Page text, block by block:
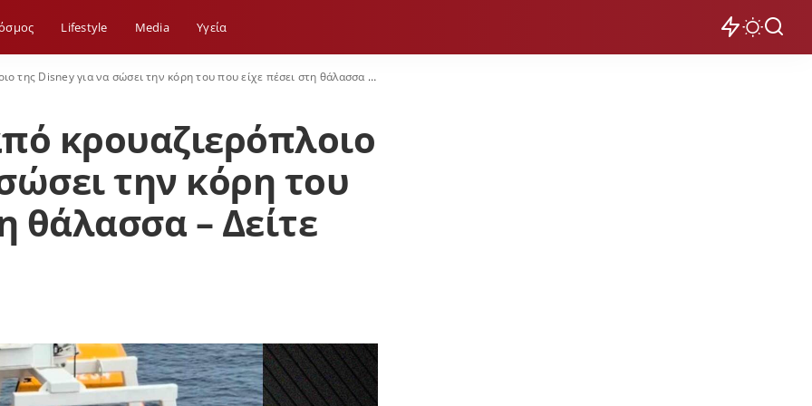
Lifestyle Media Yγεία
Disney για να σώσει την κόρη του που είχε πέσει στη θάλασσα – Δείτε βίντεο
κρουαζιερόπλοιο
την κόρη του
θάλασσα – Δείτε